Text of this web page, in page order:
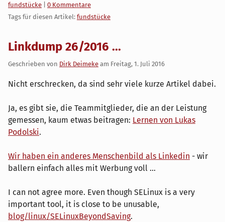
Kategorien:
fundstücke
0 Kommentare
Tags für diesen Artikel: fundstücke
Linkdump 26/2016 ...
Geschrieben von Dirk Deimeke am Freitag, 1. Juli 2016
Nicht erschrecken, da sind sehr viele kurze Artikel dabei.
Ja, es gibt sie, die Teammitglieder, die an der Leistung
gemessen, kaum etwas beitragen: Lernen von Lukas
Podolski.
Wir haben ein anderes Menschenbild als Linkedin - wir
ballern einfach alles mit Werbung voll ...
I can not agree more. Even though SELinux is a very
important tool, it is close to be unusable,
blog/linux/SELinuxBeyondSaving.